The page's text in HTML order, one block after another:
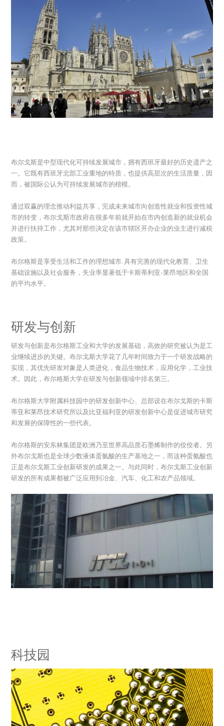
布尔戈斯是中型现代化可持续发展城市，拥有西班牙最好的历史遗产之
一。它既有西班牙北部工业重地的特质，也提供高层次的生活质量，因
而，被国际公认为可持续发展城市的楷模。
通过双赢的理念推动利益共享，完成未来城市向创造性就业和投资性城
市的转变，布尔戈斯市政府在很多年前就开始在市内创造新的就业机会
并进行扶持工作，尤其对那些决定在该市辖区开办企业的业主进行减税
政策。
布尔格斯是享受生活和工作的理想城市. 具有完善的现代化教育、卫生
基础设施以及社会服务，失业率显著低于卡斯蒂利亚-莱昂地区和全国
的平均水平。
研发与创新
研发与创新是布尔格斯工业和大学的发展基础，高效的研究被认为是工
业继续进步的关键。布尔戈斯大学花了几年时间致力于一个研发战略的
实现，其优先研发对象是人类进化，食品生物技术，应用化学，工业技
术。因此，布尔格斯大学在研发与创新领域中排名第三。
布尔格斯大学附属科技园中的研发创新中心、总部设在布尔戈斯的卡斯
蒂亚和莱昂技术研究所以及比亚福利亚的研发创新中心是促进城市研究
和发展的保障性的一些代表。
布尔格斯的安东林集团是欧洲乃至世界高品质石墨烯制作的佼佼者。另
外布尔戈斯也是全球少数液体蛋氨酸的生产基地之一，而这种蛋氨酸也
正是布尔戈斯工业创新研发的成果之一。与此同时，布尔戈斯工业创新
研发的所有成果都被广泛应用到冶金、汽车、化工和农产品领域。
科技园